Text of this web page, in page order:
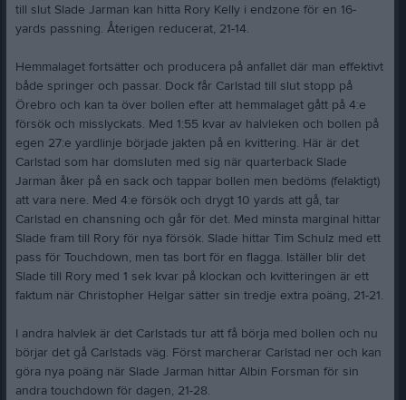
till slut Slade Jarman kan hitta Rory Kelly i endzone för en 16-
yards passning. Återigen reducerat, 21-14.
Hemmalaget fortsätter och producera på anfallet där man effektivt
både springer och passar. Dock får Carlstad till slut stopp på
Örebro och kan ta över bollen efter att hemmalaget gått på 4:e
försök och misslyckats. Med 1:55 kvar av halvleken och bollen på
egen 27:e yardlinje började jakten på en kvittering. Här är det
Carlstad som har domsluten med sig när quarterback Slade
Jarman åker på en sack och tappar bollen men bedöms (felaktigt)
att vara nere. Med 4:e försök och drygt 10 yards att gå, tar
Carlstad en chansning och går för det. Med minsta marginal hittar
Slade fram till Rory för nya försök. Slade hittar Tim Schulz med ett
pass för Touchdown, men tas bort för en flagga. Iställer blir det
Slade till Rory med 1 sek kvar på klockan och kvitteringen är ett
faktum när Christopher Helgar sätter sin tredje extra poäng, 21-21.
I andra halvlek är det Carlstads tur att få börja med bollen och nu
börjar det gå Carlstads väg. Först marcherar Carlstad ner och kan
göra nya poäng när Slade Jarman hittar Albin Forsman för sin
andra touchdown för dagen, 21-28.